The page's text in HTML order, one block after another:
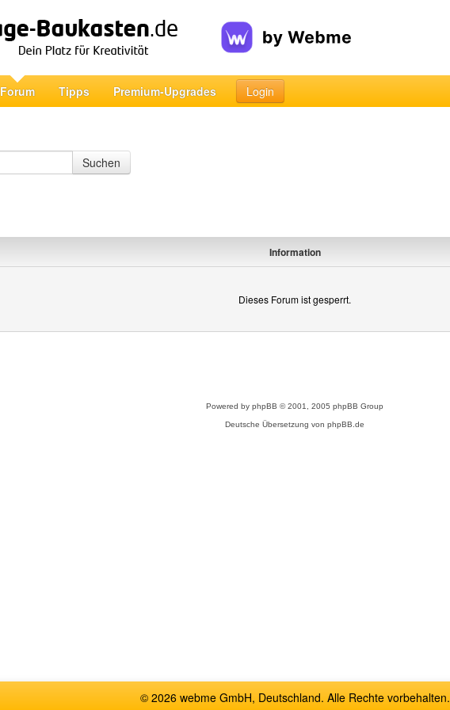
Forum Tipps Premium-Upgrades Login
Suchen
Information
Dieses Forum ist gesperrt.
Powered by phpBB © 2001, 2005 phpBB Group
Deutsche Übersetzung von phpBB.de
© 2026 webme GmbH, Deutschland. Alle Rechte vorbehalten.